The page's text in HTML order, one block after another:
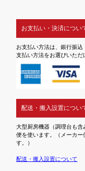
お支払い・決済につい
お支払い方法は、銀行振
支払い方法をお選びいただ
配送・搬入設置につい
大型厨房機器（調理台も
便を使います。（メーカ
す。）
配送・搬入設置について